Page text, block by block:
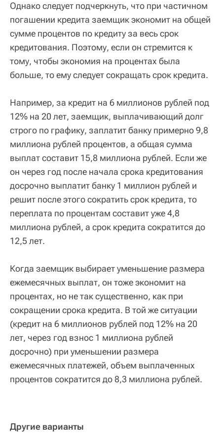
Однако следует подчеркнуть, что при частичном
погашении кредита заемщик экономит на общей
сумме процентов по кредиту за весь срок
кредитования. Поэтому, если он стремится к
тому, чтобы экономия на процентах была
больше, то ему следует сокращать срок кредита.
Например, за кредит на 6 миллионов рублей под
12% на 20 лет, заемщик, выплачивающий долг
строго по графику, заплатит банку примерно 9,8
миллиона рублей процентов, а общая сумма
выплат составит 15,8 миллиона рублей. Если же
он через год после начала срока кредитования
досрочно выплатит банку 1 миллион рублей и
решит после этого сократить срок кредита, то
переплата по процентам составит уже 4,8
миллиона рублей, а срок кредита сократится до
12,5 лет.
Когда заемщик выбирает уменьшение размера
ежемесячных выплат, он тоже экономит на
процентах, но не так существенно, как при
сокращении срока кредита. В той же ситуации
(кредит на 6 миллионов рублей под 12% на 20
лет, через год взнос 1 миллиона рублей
досрочно) при уменьшении размера
ежемесячных платежей, объем выплаченных
процентов сократится до 8,3 миллиона рублей.
Другие варианты